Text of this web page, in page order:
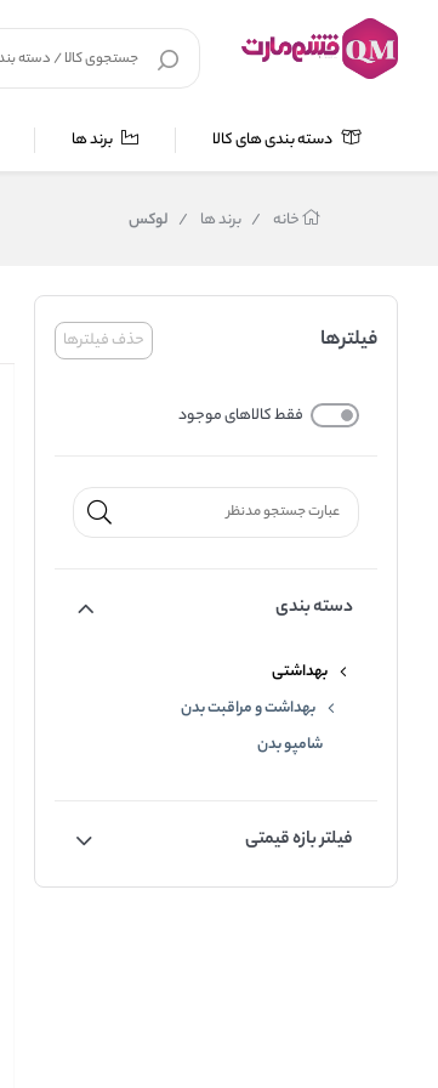
دسته بندی های کالا برند ها
خانه / برند ها / لوکس
حذف فیلترها فیلترها
فقط کالاهای موجود
دسته بندی
بهداشتی
بهداشت و مراقبت بدن
شامپو بدن
فیلتر بازه قیمتی